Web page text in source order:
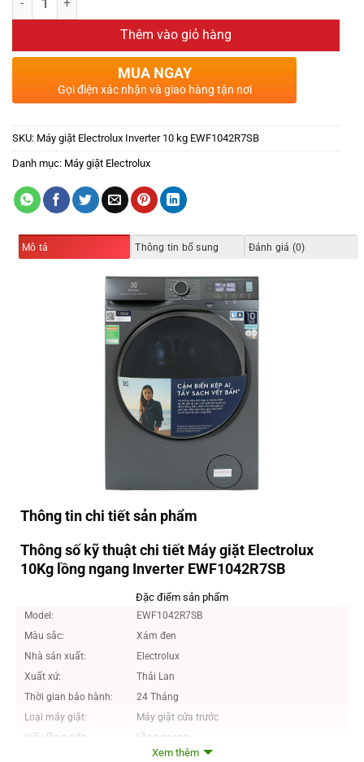
Thêm vào giỏ hàng
MUA NGAY
Gọi điện xác nhận và giao hàng tận nơi
SKU: Máy giặt Electrolux Inverter 10 kg EWF1042R7SB
Danh mục: Máy giặt Electrolux
Mô tả Thông tin bổ sung Đánh giá (0)
Thông tin chi tiết sản phẩm
Thông số kỹ thuật chi tiết Máy giặt Electrolux
10Kg lồng ngang Inverter EWF1042R7SB
Đặc điểm sản phẩm
Model:
EWF1042R7SB
Màu sắc:
Xám đen
Nhà sản xuất:
Electrolux
Xuất xứ:
Thái Lan
Thời gian bảo hành:
24 Tháng
Loại máy giặt:
Máy giặt cửa trước
Kiểu lồng giặt:
Lồng ngang
10 kgXem thêm